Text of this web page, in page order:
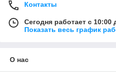
Контакты
Сегодня работает с 10:00
Показать весь график
О нас